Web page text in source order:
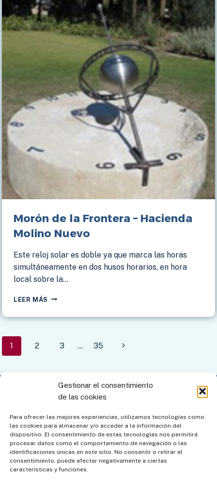
Gestionar el consentimiento
de las cookies
Para ofrecer las mejores experiencias, utilizamos tecnologías como
las cookies para almacenar y/o acceder a la información del
dispositivo. El consentimiento de estas tecnologías nos permitirá
procesar datos como el comportamiento de navegación o las
identificaciones únicas en este sitio. No consentir o retirar el
consentimiento, puede afectar negativamente a ciertas
características y funciones.
LOS
ÁNGELES
Morón de la Frontera – Hacienda
Molino Nuevo
Este reloj solar es doble ya que marca las horas
simultáneamente en dos husos horarios, en hora
local sobre la…
LEER MÁS MORÓN
LA
HACIENDA
Navegación
1 2 3 … 35
Siguiente
Aviso legal
Política de cookies Mapa del sitio
Política de cookies (UE)